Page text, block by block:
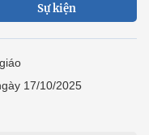
Sự kiện
17/10/2025